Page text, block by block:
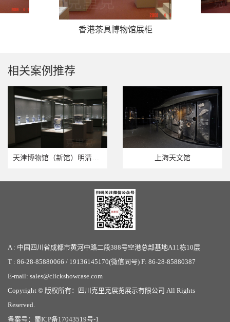
香港茶具博物馆展柜
相关案例推荐
天津博物馆（新馆）明清青花瓷器陈列 上海天文馆
A : 中国四川省成都市黄河中路二段388号空港总部基地A11栋10层
T : 86-28-85880066 / 19136145170(微信同号) F: 86-28-85880387
E-mail: sales@clickshowcase.com
Copyright © 版权所有：
四川克里克展览展示有限公司 All Rights
Reserved.
备案号： 蜀ICP备17043519号-1